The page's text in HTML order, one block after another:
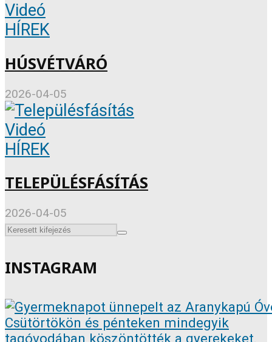
Videó
HÍREK
HÚSVÉTVÁRÓ
2026-04-05
Videó
HÍREK
TELEPÜLÉSFÁSÍTÁS
2026-04-05
INSTAGRAM